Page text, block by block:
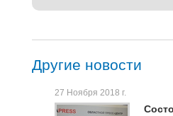
Другие новости
27 Ноября 2018 г.